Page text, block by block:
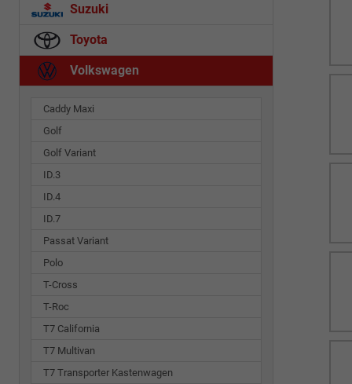
Suzuki
Toyota
Volkswagen
Caddy Maxi
Golf
Golf Variant
ID.3
ID.4
ID.7
Passat Variant
Polo
T-Cross
T-Roc
T7 California
T7 Multivan
T7 Transporter Kastenwagen